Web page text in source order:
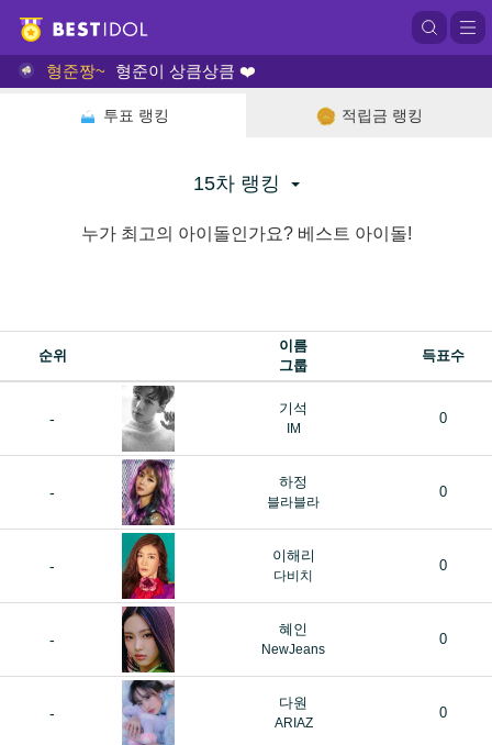
형준짱~ 형준이 상큼상큼 ❤️
투표 랭킹 적립금 랭킹
15차 랭킹
누가 최고의 아이돌인가요? 베스트 아이돌!
순위
이름
그룹
득표수
-
기석
IM
0
-
하정
블라블라
0
-
이해리
다비치
0
-
혜인
NewJeans
0
-
다원
ARIAZ
0